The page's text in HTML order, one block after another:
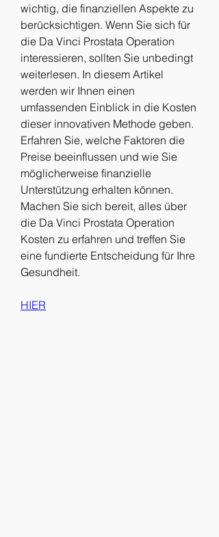
wichtig, die finanziellen Aspekte zu
berücksichtigen. Wenn Sie sich für
die Da Vinci Prostata Operation
interessieren, sollten Sie unbedingt
weiterlesen. In diesem Artikel
werden wir Ihnen einen
umfassenden Einblick in die Kosten
dieser innovativen Methode geben.
Erfahren Sie, welche Faktoren die
Preise beeinflussen und wie Sie
möglicherweise finanzielle
Unterstützung erhalten können.
Machen Sie sich bereit, alles über
die Da Vinci Prostata Operation
Kosten zu erfahren und treffen Sie
eine fundierte Entscheidung für Ihre
Gesundheit.
HIER